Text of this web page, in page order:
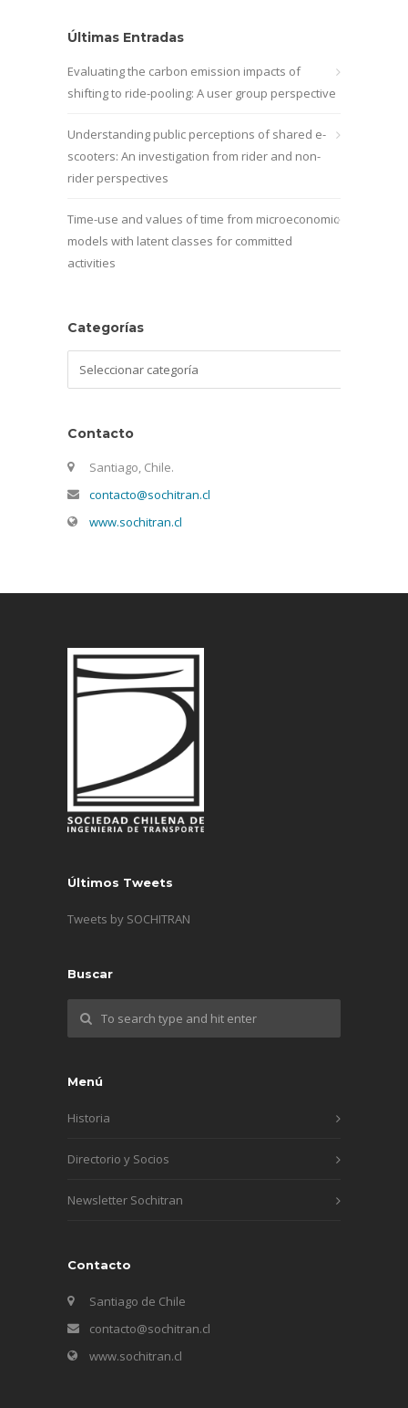
Últimas Entradas
Evaluating the carbon emission impacts of
shifting to ride-pooling: A user group perspective
Understanding public perceptions of shared e-
scooters: An investigation from rider and non-
rider perspectives
Time-use and values of time from microeconomic
models with latent classes for committed
activities
Categorías
Contacto
Santiago, Chile.
contacto@sochitran.cl
www.sochitran.cl
Últimos Tweets
Tweets by SOCHITRAN
Buscar
Menú
Historia
Directorio y Socios
Newsletter Sochitran
Contacto
Santiago de Chile
contacto@sochitran.cl
www.sochitran.cl